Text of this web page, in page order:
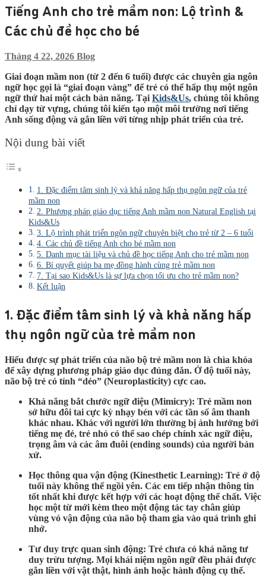
Tiếng Anh cho trẻ mầm non: Lộ trình &
Các chủ đề học cho bé
Tháng 4 22, 2026 Blog
Giai đoạn mầm non (từ 2 đến 6 tuổi) được các chuyên gia ngôn
ngữ học gọi là “giai đoạn vàng” để trẻ có thể hấp thụ một ngôn
ngữ thứ hai một cách bản năng. Tại Kids&Us, chúng tôi không
chỉ dạy từ vựng, chúng tôi kiến tạo một môi trường nơi tiếng
Anh sống động và gắn liền với từng nhịp phát triển của trẻ.
Nội dung bài viết
1. Đặc điểm tâm sinh lý và khả năng hấp thụ ngôn ngữ của trẻ
mầm non
2. Phương pháp giáo dục tiếng Anh mầm non Natural English tại
Kids&Us
3. Lộ trình phát triển ngôn ngữ chuyên biệt cho trẻ từ 2 – 6 tuổi
4. Các chủ đề tiếng Anh cho bé mầm non
5. Danh mục tài liệu và chủ đề học tiếng Anh cho trẻ mầm non
6. Bí quyết giúp ba mẹ đồng hành cùng trẻ mầm non
7. Tại sao Kids&Us là sự lựa chọn tối ưu cho trẻ mầm non?
Kết luận
1. Đặc điểm tâm sinh lý và khả năng hấp
thụ ngôn ngữ của trẻ mầm non
Hiểu được sự phát triển của não bộ trẻ mầm non là chìa khóa
để xây dựng phương pháp giáo dục đúng đắn. Ở độ tuổi này,
não bộ trẻ có tính “dẻo” (Neuroplasticity) cực cao.
Khả năng bắt chước ngữ điệu (Mimicry): Trẻ mầm non
sở hữu đôi tai cực kỳ nhạy bén với các tần số âm thanh
khác nhau. Khác với người lớn thường bị ảnh hưởng bởi
tiếng mẹ đẻ, trẻ nhỏ có thể sao chép chính xác ngữ điệu,
trọng âm và các âm đuôi (ending sounds) của người bản
xứ.
Học thông qua vận động (Kinesthetic Learning): Trẻ ở độ
tuổi này không thể ngồi yên. Các em tiếp nhận thông tin
tốt nhất khi được kết hợp với các hoạt động thể chất. Việc
học một từ mới kèm theo một động tác tay chân giúp
vùng vỏ vận động của não bộ tham gia vào quá trình ghi
nhớ.
Tư duy trực quan sinh động: Trẻ chưa có khả năng tư
duy trừu tượng. Mọi khái niệm ngôn ngữ đều phải được
gắn liền với vật thật, hình ảnh hoặc hành động cụ thể.